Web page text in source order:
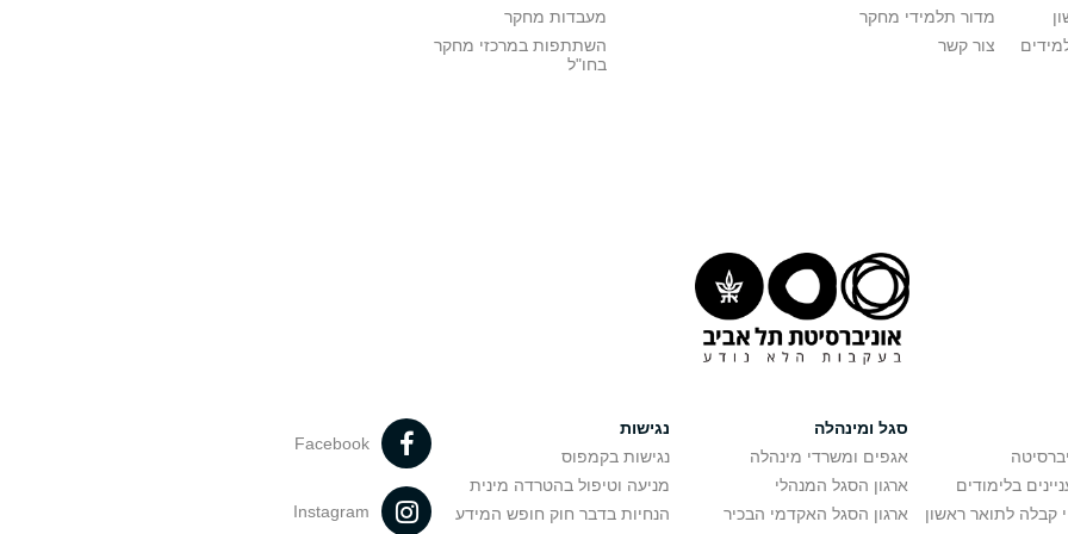
מדור תלמידי מחקר
צור קשר
מעבדות מחקר
השתתפות במרכזי מחקר
בחו"ל
בלימודים
קבלה לתואר ראשון
סגל ומינהלה
אגפים ומשרדי מינהלה
ארגון הסגל המנהלי
ארגון הסגל האקדמי הבכיר
נגישות
נגישות בקמפוס
מניעה וטיפול בהטרדה מינית
הנחיות בדבר חוק חופש המידע
Facebook
Instagram